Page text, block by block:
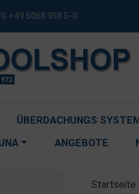
+49 5068 958 5-0
ÜBERDACHUNGS
ANGEBOTE
Startseite